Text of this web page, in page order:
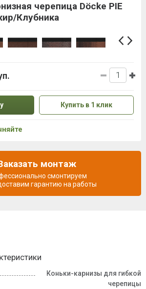
Коньки-карнизы для гибкой
черепицы
черепица Döcke PIE
Клубника
Купить в 1 клик
монтаж
смонтируем
гарантию на работы